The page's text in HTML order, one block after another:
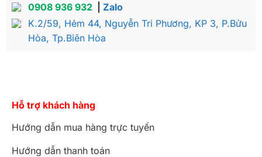
0908 936 932
Zalo
K.2/59, Hẻm 44, Nguyễn Tri Phương, KP 3, P.Bửu
Hòa, Tp.Biên Hòa
Hỗ trợ khách hàng
Hướng dẫn mua hàng trực tuyến
Hướng dẫn thanh toán